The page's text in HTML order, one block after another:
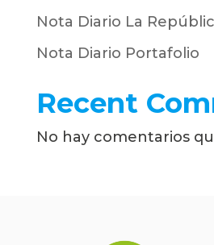
Nota Diario La
Nota Diario Portafolio
Recent
No hay comentarios